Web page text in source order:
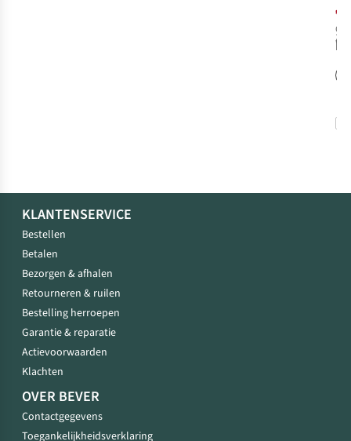
1
KLANTENSERVICE
Bestellen
Betalen
Bezorgen & afhalen
Retourneren & ruilen
Bestelling herroepen
Garantie & reparatie
Actievoorwaarden
Klachten
OVER BEVER
Contactgegevens
Toegankelijkheidsverklaring